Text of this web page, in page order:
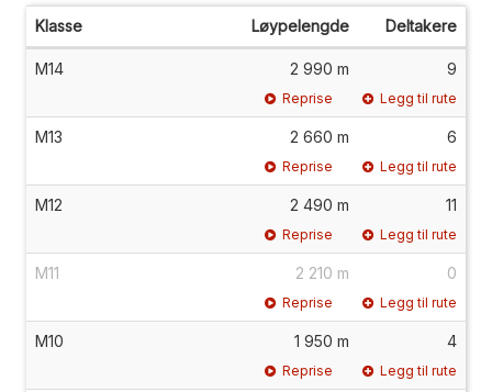
Klasse Løypelengde Deltakere
M14 2 990 m 9
Reprise Legg til rute
M13 2 660 m 6
Reprise Legg til rute
M12 2 490 m 11
Reprise Legg til rute
M11 2 210 m 0
Reprise Legg til rute
M10 1 950 m 4
Reprise Legg til rute